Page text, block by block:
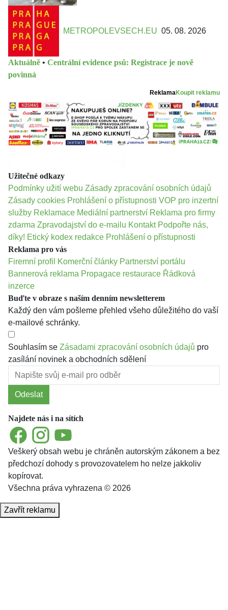
METROPOLEVSECH.EU 05. 08. 2026
Aktuálně • Centrální evidence psů: Registrace je nově
povinná
ReklamaKoupit reklamu
Užitečné odkazy
Podmínky užití webu Zásady zpracování osobních údajů
Zásady cookies Prohlášení o přístupnosti VOP pro inzertní
služby Reklamace Mediální partnerství Reklama pro firmy
zdarma Zpravodajství do e-mailu Kontakt Podpořte nás,
díky! Etický kodex redakce Prohlášení o přístupnosti
Reklama pro vás
Firemní profil
Komerční články Partnerství portálu
Bannerová reklama Propagace restaurace Řádková
inzerce
Buďte v obraze s naším denním newsletterem
Každý den vám pošleme přehled všeho důležitého do vaší
e-mailové schránky.
Souhlasím se Zásadami zpracování osobních údajů pro
zasílání novinek a obchodních sdělení
Odeslat
Najdete nás i na sítích
FacebookInstagramYouTube
Veškerý obsah webu je chráněn autorským zákonem a bez
předchozí dohody s provozovatelem ho nelze jakkoliv
kopírovat.
Všechna práva vyhrazena © 2026
Zavřít reklamu